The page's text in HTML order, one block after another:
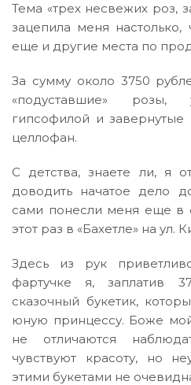
Тема «трех несвежих роз,
зацепила меня
еще и другие места по
За сумму около 3750
«подуставшие» розы,
гипсофилой и
целлофан.
С детства, знаете ли, я
доводить начатое дело
сами понесли меня еще в
этот раз в «Бахетле» на ул.
Здесь из рук
фартучке я, заплатив
сказочный букетик,
юную принцессу. Боже
не отличаются
чувствуют красоту, но
этими букетами не